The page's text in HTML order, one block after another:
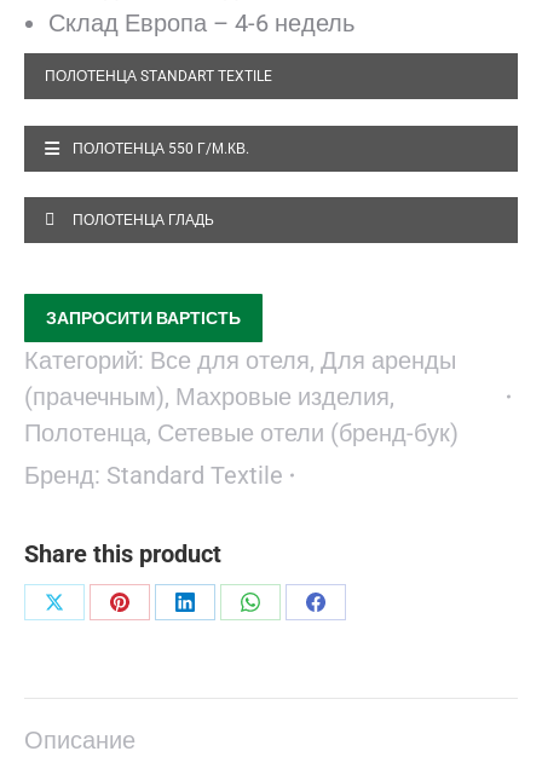
Склад Европа – 4-6 недель
ПОЛОТЕНЦА STANDART TEXTILE
ПОЛОТЕНЦА 550 Г/М.КВ.
ПОЛОТЕНЦА ГЛАДЬ
ЗАПРОСИТИ ВАРТІСТЬ
Категорий: Все для отеля, Для аренды
(прачечным), Махровые изделия,
Полотенца, Сетевые отели (бренд-бук)
Бренд: Standard Textile
Share this product
ПоделитьсяПоделитьсяПоделитьсяПоделитьсяПоделиться
Описание